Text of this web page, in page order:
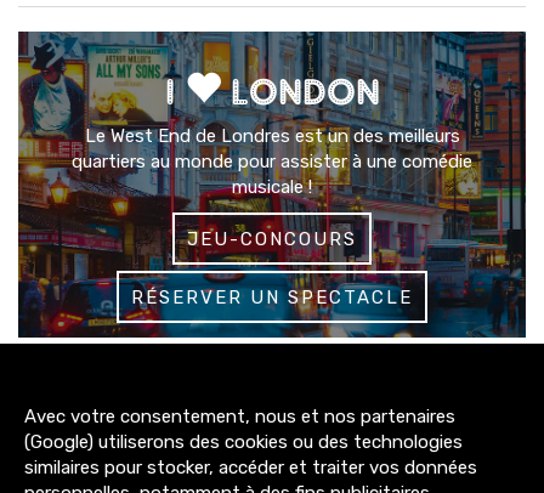
I LONDON
Le West End de Londres est un des meilleurs
quartiers au monde pour assister à une comédie
musicale !
JEU-CONCOURS
RÉSERVER UN SPECTACLE
3200+
abonnés
4300+
Avec votre consentement, nous et nos partenaires
(Google) utiliserons des cookies ou des technologies
similaires pour stocker, accéder et traiter vos données